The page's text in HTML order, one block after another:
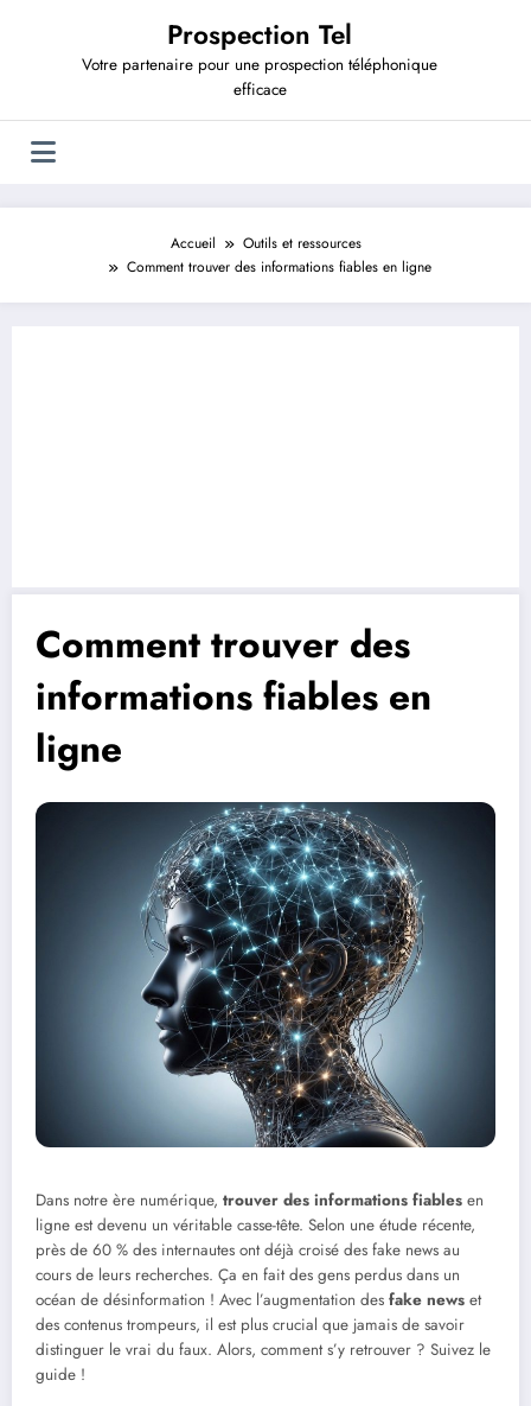
Prospection Tel
Votre partenaire pour une prospection téléphonique
efficace
Accueil
Outils et ressources
Comment trouver des informations fiables en ligne
Comment trouver des
informations fiables en
ligne
Dans notre ère numérique, trouver des informations fiables en
ligne est devenu un véritable casse-tête. Selon une étude récente,
près de 60 % des internautes ont déjà croisé des fake news au
cours de leurs recherches. Ça en fait des gens perdus dans un
océan de désinformation ! Avec l’augmentation des fake news et
des contenus trompeurs, il est plus crucial que jamais de savoir
distinguer le vrai du faux. Alors, comment s’y retrouver ? Suivez le
guide !